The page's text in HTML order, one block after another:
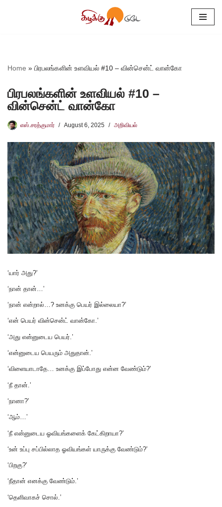
Home » பிரபலங்களின் உளவியல் #10 – வின்சென்ட் வான்கோ
பிரபலங்களின் உளவியல் #10 –
வின்சென்ட் வான்கோ
எஸ்.சரத்குமார் August 6, 2025 அறிவியல்
‘யார் அது?’
‘நான் தான்…’
‘நான் என்றால்…? உனக்கு பெயர் இல்லையா?’
‘என் பெயர் வின்சென்ட் வான்கோ.’
‘அது என்னுடைய பெயர்.’
‘என்னுடைய பெயரும் அதுதான்.’
‘விளையாடாதே… உனக்கு இப்போது என்ன வேண்டும்?’
‘நீ தான்.’
‘நானா?’
‘ஆம்…’
‘நீ என்னுடைய ஓவியங்களைக் கேட்கிறாயா?’
‘உன் உப்பு சப்பில்லாத ஓவியங்கள் யாருக்கு வேண்டும்?’
‘பிறகு?’
‘நீதான் எனக்கு வேண்டும்.’
‘தெளிவாகச் சொல்.’